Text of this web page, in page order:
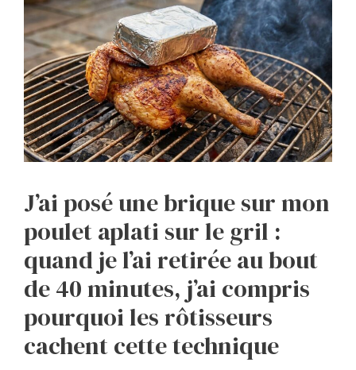
J’ai posé une brique sur mon
poulet aplati sur le gril :
quand je l’ai retirée au bout
de 40 minutes, j’ai compris
pourquoi les rôtisseurs
cachent cette technique